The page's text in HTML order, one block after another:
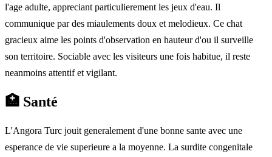
l'age adulte, appreciant particulierement les jeux d'eau. Il
communique par des miaulements doux et melodieux. Ce chat
gracieux aime les points d'observation en hauteur d'ou il surveille
son territoire. Sociable avec les visiteurs une fois habitue, il reste
neanmoins attentif et vigilant.
🏥 Santé
L'Angora Turc jouit generalement d'une bonne sante avec une
esperance de vie superieure a la moyenne. La surdite congenitale